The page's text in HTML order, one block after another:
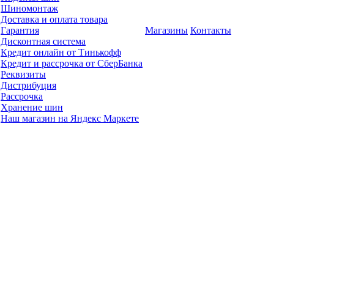
Шиномонтаж
Доставка и оплата товара
Гарантия
Дисконтная система
Кредит онлайн от Тинькофф
Кредит и рассрочка от СберБанка
Реквизиты
Дистрибуция
Рассрочка
Хранение шин
Наш магазин на Яндекс Маркете
Магазины Контакты